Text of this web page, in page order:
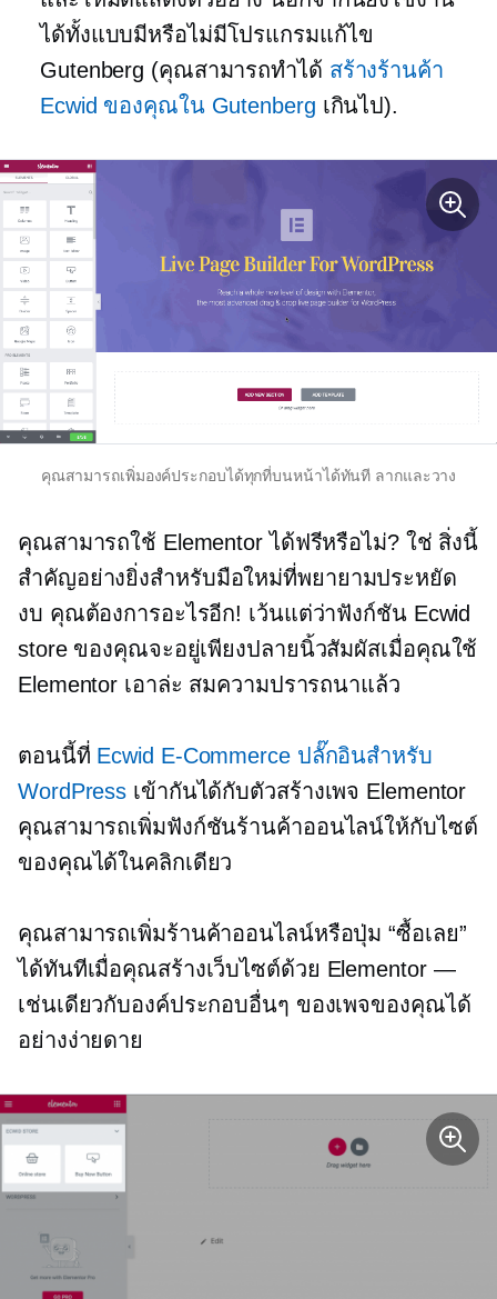
ได้ทั้งแบบมีหรือไม่มีโปรแกรมแก้ไข
Gutenberg (คุณสามารถทำได้ สร้างร้านค้า
Ecwid ของคุณใน Gutenberg เกินไป).
คุณสามารถเพิ่มองค์ประกอบได้ทุกที่บนหน้าได้ทันที ลากและวาง
คุณสามารถใช้ Elementor ได้ฟรีหรือไม่? ใช่ สิ่งนี้
สำคัญอย่างยิ่งสำหรับมือใหม่ที่พยายามประหยัด
งบ คุณต้องการอะไรอีก! เว้นแต่ว่าฟังก์ชัน Ecwid
store ของคุณจะอยู่เพียงปลายนิ้วสัมผัสเมื่อคุณใช้
Elementor เอาล่ะ สมความปรารถนาแล้ว
ตอนนี้ที่ Ecwid E-Commerceปลั๊กอินสำหรับ
WordPress เข้ากันได้กับตัวสร้างเพจ Elementor
คุณสามารถเพิ่มฟังก์ชันร้านค้าออนไลน์ให้กับไซต์
ของคุณได้ในคลิกเดียว
คุณสามารถเพิ่มร้านค้าออนไลน์หรือปุ่ม “ซื้อเลย”
ได้ทันทีเมื่อคุณสร้างเว็บไซต์ด้วย Elementor —
เช่นเดียวกับองค์ประกอบอื่นๆ ของเพจของคุณได้
อย่างง่ายดาย